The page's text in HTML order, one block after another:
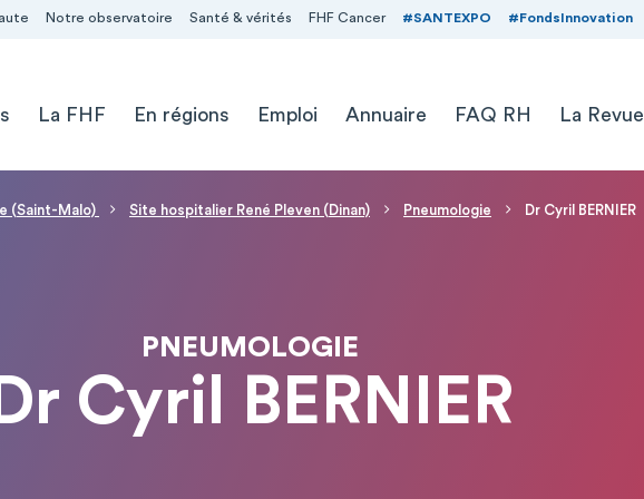
Notre observatoire Santé & vérités FHF Cancer #SANTEXPO #FondsInnovation
La FHF En régions Emploi Annuaire FAQ RH La Revue
(Saint-Malo) Site hospitalier René Pleven (Dinan) Pneumologie Dr Cyril BERNIER
PNEUMOLOGIE
Dr Cyril BERNIER